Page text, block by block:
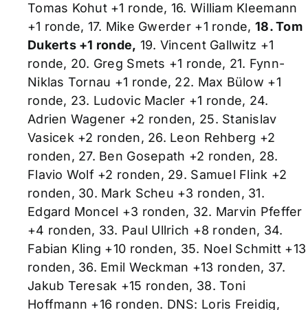
Tomas Kohut +1 ronde, 16. William Kleemann
+1 ronde, 17. Mike Gwerder +1 ronde, 18. Tom
Dukerts +1 ronde, 19. Vincent Gallwitz +1
ronde, 20. Greg Smets +1 ronde, 21. Fynn-
Niklas Tornau +1 ronde, 22. Max Bülow +1
ronde, 23. Ludovic Macler +1 ronde, 24.
Adrien Wagener +2 ronden, 25. Stanislav
Vasicek +2 ronden, 26. Leon Rehberg +2
ronden, 27. Ben Gosepath +2 ronden, 28.
Flavio Wolf +2 ronden, 29. Samuel Flink +2
ronden, 30. Mark Scheu +3 ronden, 31.
Edgard Moncel +3 ronden, 32. Marvin Pfeffer
+4 ronden, 33. Paul Ullrich +8 ronden, 34.
Fabian Kling +10 ronden, 35. Noel Schmitt +13
ronden, 36. Emil Weckman +13 ronden, 37.
Jakub Teresak +15 ronden, 38. Toni
Hoffmann +16 ronden. DNS: Loris Freidig,